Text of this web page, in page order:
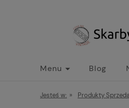
Menu Blog
Jesteś w: » Produkty